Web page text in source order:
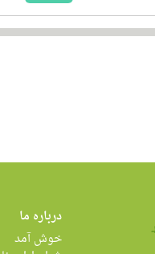
درباره ما
خوش آمد